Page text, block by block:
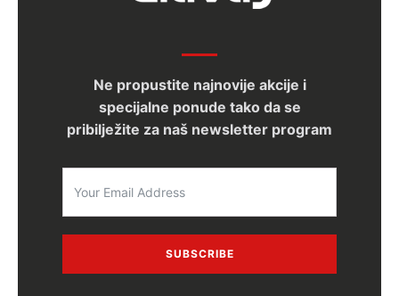
Ne propustite najnovije akcije i
specijalne ponude tako da se
pribilježite za naš newsletter program
SUBSCRIBE